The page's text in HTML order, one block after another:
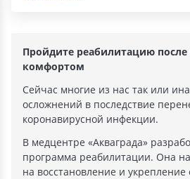
Пройдите реабилитацию после
комфортом
Сейчас многие из нас так или
осложнений в последствие
коронавирусной инфекции.
В медцентре «Акваграда»
программа реабилитации. Она
на восстановление и укрепление